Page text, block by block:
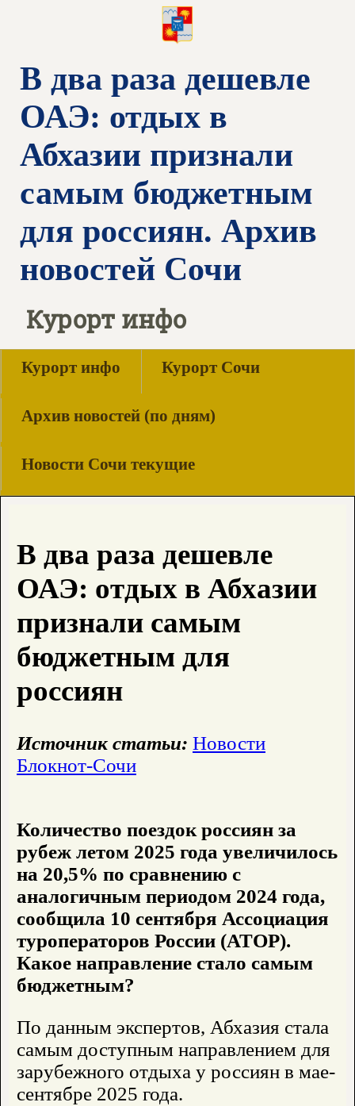
В два раза дешевле
ОАЭ: отдых в
Абхазии признали
самым бюджетным
для россиян. Архив
новостей Сочи
Курорт инфо
Курорт инфо Курорт Сочи
Архив новостей (по дням)
Новости Сочи текущие
В два раза дешевле
ОАЭ: отдых в Абхазии
признали самым
бюджетным для
россиян
Источник статьи: Новости
Блокнот-Сочи
Количество поездок россиян за
рубеж летом 2025 года увеличилось
на 20,5% по сравнению с
аналогичным периодом 2024 года,
сообщила 10 сентября Ассоциация
туроператоров России (АТОР).
Какое направление стало самым
бюджетным?
По данным экспертов, Абхазия стала
самым доступным направлением для
зарубежного отдыха у россиян в мае-
сентябре 2025 года.